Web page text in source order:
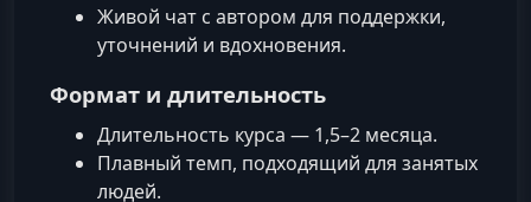
Живой чат с автором для поддержки,
уточнений и вдохновения.
Формат и длительность
Длительность курса — 1,5–2 месяца.
Плавный темп, подходящий для занятых
людей.